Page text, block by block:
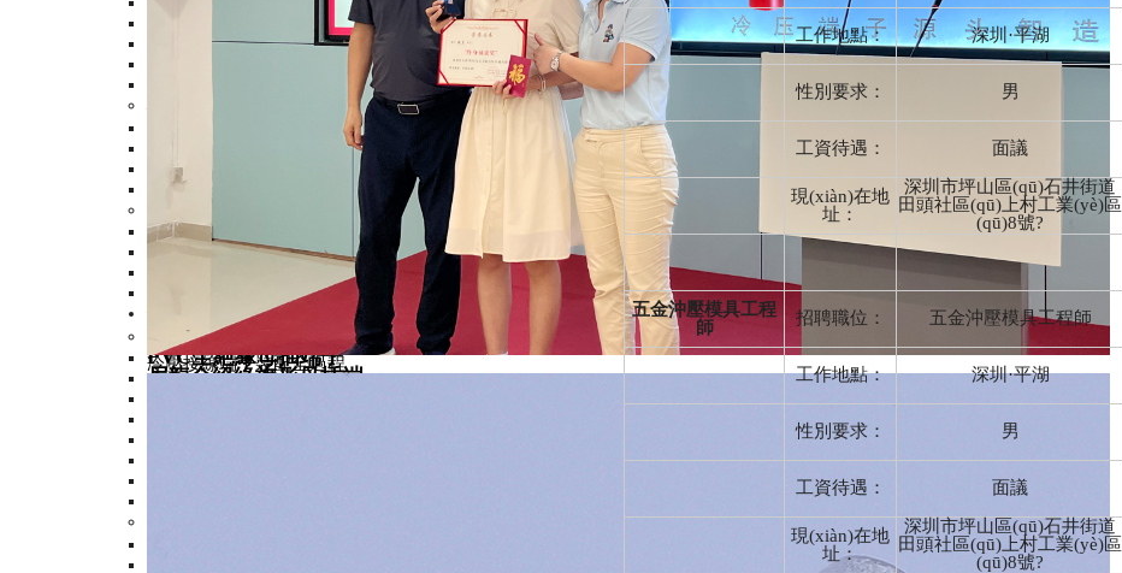
尼龍絕緣叉形端子
易進式叉形端子
尼龍絕緣板形端子
易進式板形端子
PVC絕緣針形端子
無絕緣針形端子
>
片形公母插
PVC全絕緣母插端子
尼龍全絕緣旗形母插端
冷壓接線端子裝配全過程
工作地點： 深圳·平湖
性別要求： 男
工資待遇： 面議
現(xiàn)在地
址：
深圳市坪山區(qū)石井街道
田頭社區(qū)上村工業(yè)區
(qū)8號?
五金沖壓模具工程
師
招聘職位： 五金沖壓模具工程師
工作地點： 深圳·平湖
性別要求： 男
工資待遇： 面議
現(xiàn)在地
址：
深圳市坪山區(qū)石井街道
田頭社區(qū)上村工業(yè)區
(qū)8號?